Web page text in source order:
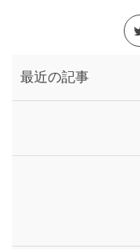
最近の記事